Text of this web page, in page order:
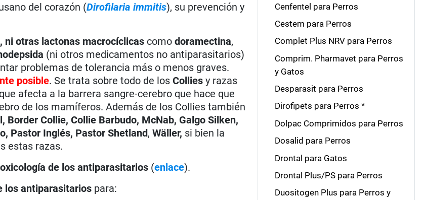
del corazón (Dirofilaria immitis), su prevención y
, ni otras lactonas macrocíclicas comodoramectina,
(ni otros medicamentos no antiparasitarios)
problemas de tolerancia más o menos graves.
posible. Se trata sobre todo de losColliesy razas
afecta a la barrera sangre-cerebro que hace que
de los mamíferos. Además de los Collies también
Border Collie, Collie Barbudo, McNab, Galgo Silken,
Pastor Inglés, Pastor Shetland,Wäller, si bien la
estas razas.
de los antiparasitarios (enlace).
los antiparasitarios para:
Cenfentel para Perros
Cestem para Perros
Complet Plus NRV para Perros
Comprim. Pharmavet para Perros
y Gatos
Desparasit para Perros
Dirofipets para Perros *
Dolpac Comprimidos para Perros
Dosalid para Perros
Drontal para Gatos
Drontal Plus/PS para Perros
Duositogen Plus para Perros y